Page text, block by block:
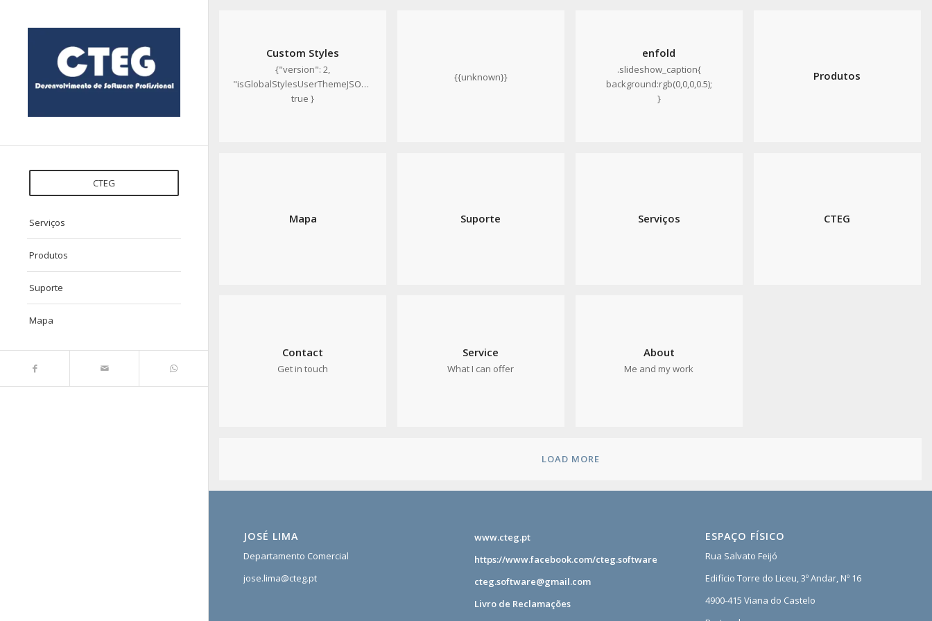
CTEG
Serviços
Produtos
Suporte
Mapa
Custom Styles
{"version": 2,
"isGlobalStylesUserThemeJSON":
true }
{{unknown}}
enfold
.slideshow_caption{
background:rgb(0,0,0,0.5);
}
Produtos
Mapa Suporte Serviços CTEG
Contact
Get in touch
Service
What I can offer
About
Me and my work
LOAD MORE
JOSÉ LIMA
Departamento Comercial
jose.lima@cteg.pt
www.cteg.pt
https://www.facebook.com/cteg.software
cteg.software@gmail.com
Livro de Reclamações
ESPAÇO FÍSICO
Rua Salvato Feijó
Edifício Torre do Liceu, 3º Andar, Nº 16
4900-415 Viana do Castelo